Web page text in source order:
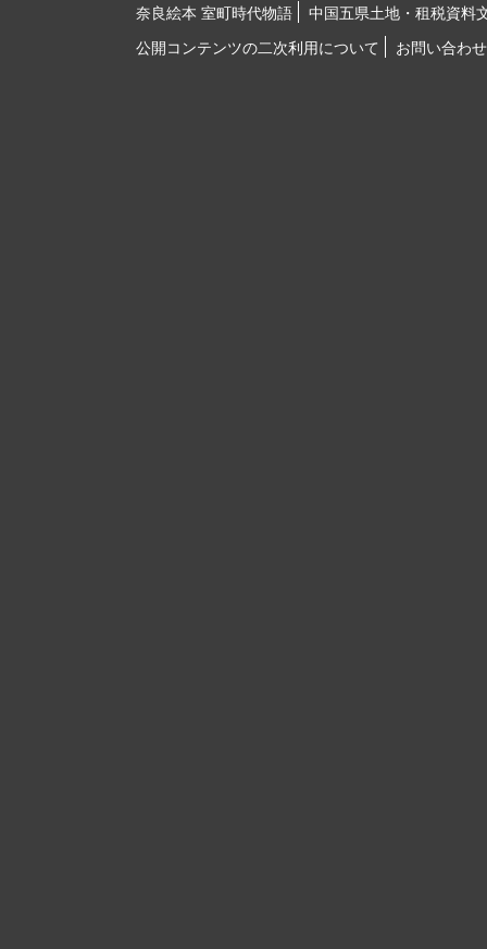
奈良絵本 室町時代物語
中国五県土地・租税資料
公開コンテンツの二次利用について
お問い合わせ